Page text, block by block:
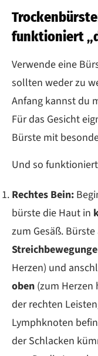
funktioniert
Verwende eine
sollten weder zu
Anfang kannst du
Für das Gesicht
Bürste mit
Und so
Rechtes Bein:
bürste die Haut in
zum Gesäß.
Herzen) und
oben (zum Herzen
der rechten
Lymphknoten
der Schlacken